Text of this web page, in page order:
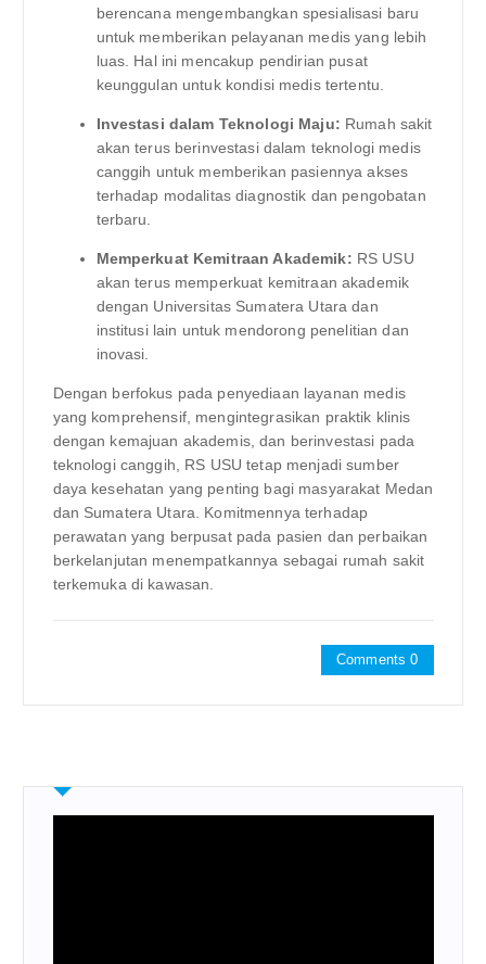
berencana mengembangkan spesialisasi baru
untuk memberikan pelayanan medis yang lebih
luas. Hal ini mencakup pendirian pusat
keunggulan untuk kondisi medis tertentu.
Investasi dalam Teknologi Maju: Rumah sakit
akan terus berinvestasi dalam teknologi medis
canggih untuk memberikan pasiennya akses
terhadap modalitas diagnostik dan pengobatan
terbaru.
Memperkuat Kemitraan Akademik: RS USU
akan terus memperkuat kemitraan akademik
dengan Universitas Sumatera Utara dan
institusi lain untuk mendorong penelitian dan
inovasi.
Dengan berfokus pada penyediaan layanan medis
yang komprehensif, mengintegrasikan praktik klinis
dengan kemajuan akademis, dan berinvestasi pada
teknologi canggih, RS USU tetap menjadi sumber
daya kesehatan yang penting bagi masyarakat Medan
dan Sumatera Utara. Komitmennya terhadap
perawatan yang berpusat pada pasien dan perbaikan
berkelanjutan menempatkannya sebagai rumah sakit
terkemuka di kawasan.
Comments 0